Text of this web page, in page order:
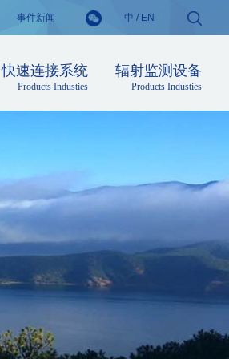
事件新闻 中 / EN
快速连接系统
Products Industies
辐射监测设备
Products Industies